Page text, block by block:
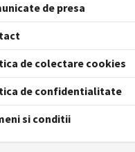
de presa
de colectare cookies
de confidentialitate
si conditii